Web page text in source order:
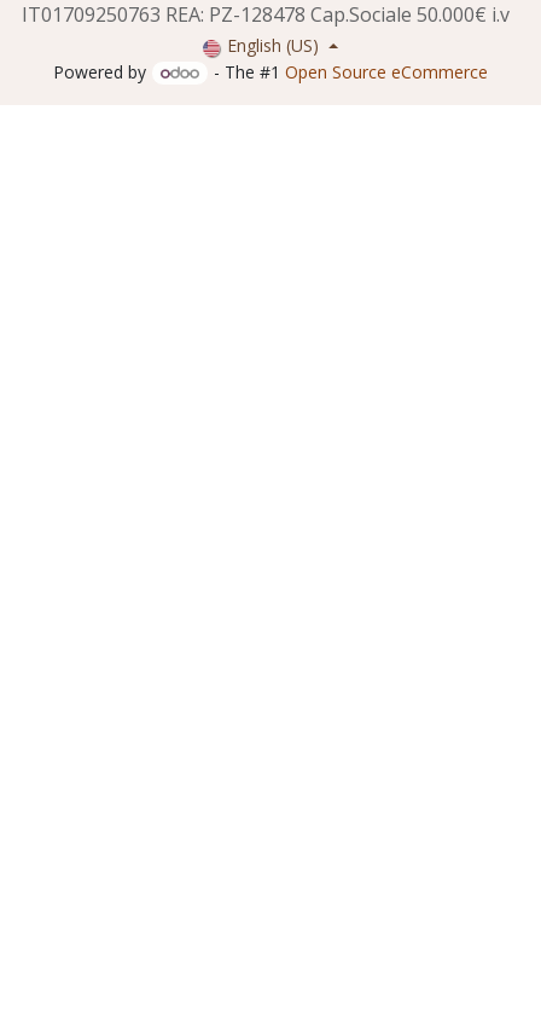
IT01709250763 REA: PZ-128478 Cap.Sociale 50.000€ i.v
English (US)
Powered by
- The #1Open Source eCommerce